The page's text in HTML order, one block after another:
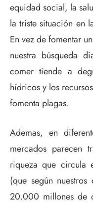
equidad social, la
la triste situación en
En vez de fomentar
nuestra búsqueda
comer tiende a
hídricos y los
fomenta plagas.
Ademas, en
mercados parecen
riqueza que circula
(que según
20.000 millones de